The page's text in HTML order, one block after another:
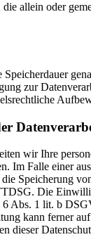
allein oder
zur
wir Ihre
Im Falle einer
Speicherung
Die
Abs. 1 lit. b
kann ferner
dieser